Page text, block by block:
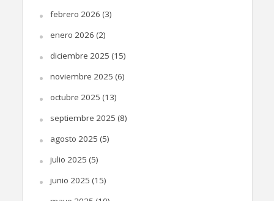
febrero 2026 (3)
enero 2026 (2)
diciembre 2025 (15)
noviembre 2025 (6)
octubre 2025 (13)
septiembre 2025 (8)
agosto 2025 (5)
julio 2025 (5)
junio 2025 (15)